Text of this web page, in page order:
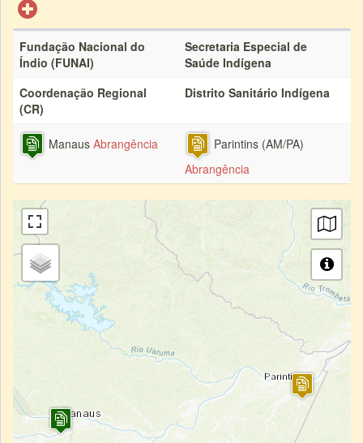
Fundação Nacional do
Índio (FUNAI)
Secretaria Especial de
Saúde Indígena
Coordenação Regional
(CR)
Distrito Sanitário Indígena
Manaus Abrangência
Parintins (AM/PA)
Abrangência